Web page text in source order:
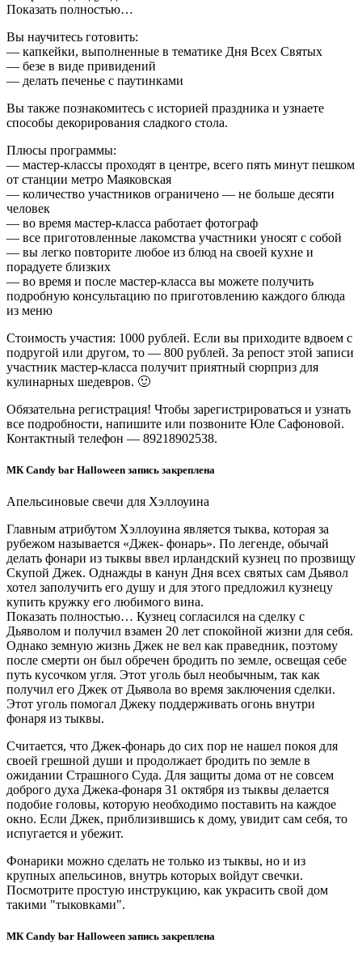
Показать полностью…
Вы научитесь готовить:
— капкейки, выполненные в тематике Дня Всех Святых
— безе в виде привидений
— делать печенье с паутинками
Вы также познакомитесь с историей праздника и узнаете
способы декорирования сладкого стола.
Плюсы программы:
— мастер-классы проходят в центре, всего пять минут пешком
от станции метро Маяковская
— количество участников ограничено — не больше десяти
человек
— во время мастер-класса работает фотограф
— все приготовленные лакомства участники уносят с собой
— вы легко повторите любое из блюд на своей кухне и
порадуете близких
— во время и после мастер-класса вы можете получить
подробную консультацию по приготовлению каждого блюда
из меню
Стоимость участия: 1000 рублей. Если вы приходите вдвоем с
подругой или другом, то — 800 рублей. За репост этой записи
участник мастер-класса получит приятный сюрприз для
кулинарных шедевров. 🙂
Обязательна регистрация! Чтобы зарегистрироваться и узнать
все подробности, напишите или позвоните Юле Сафоновой.
Контактный телефон — 89218902538.
МК Candy bar Halloween запись закреплена
Апельсиновые свечи для Хэллоуина
Главным атрибутом Хэллоуина является тыква, которая за
рубежом называется «Джек- фонарь». По легенде, обычай
делать фонари из тыквы ввел ирландский кузнец по прозвищу
Скупой Джек. Однажды в канун Дня всех святых сам Дьявол
хотел заполучить его душу и для этого предложил кузнецу
купить кружку его любимого вина.
Показать полностью… Кузнец согласился на сделку с
Дьяволом и получил взамен 20 лет спокойной жизни для себя.
Однако земную жизнь Джек не вел как праведник, поэтому
после смерти он был обречен бродить по земле, освещая себе
путь кусочком угля. Этот уголь был необычным, так как
получил его Джек от Дьявола во время заключения сделки.
Этот уголь помогал Джеку поддерживать огонь внутри
фонаря из тыквы.
Считается, что Джек-фонарь до сих пор не нашел покоя для
своей грешной души и продолжает бродить по земле в
ожидании Страшного Суда. Для защиты дома от не совсем
доброго духа Джека-фонаря 31 октября из тыквы делается
подобие головы, которую необходимо поставить на каждое
окно. Если Джек, приблизившись к дому, увидит сам себя, то
испугается и убежит.
Фонарики можно сделать не только из тыквы, но и из
крупных апельсинов, внутрь которых войдут свечки.
Посмотрите простую инструкцию, как украсить свой дом
такими "тыковками".
МК Candy bar Halloween запись закреплена